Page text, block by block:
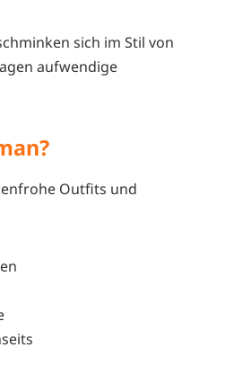
sich im Stil von
aufwendige
Outfits und